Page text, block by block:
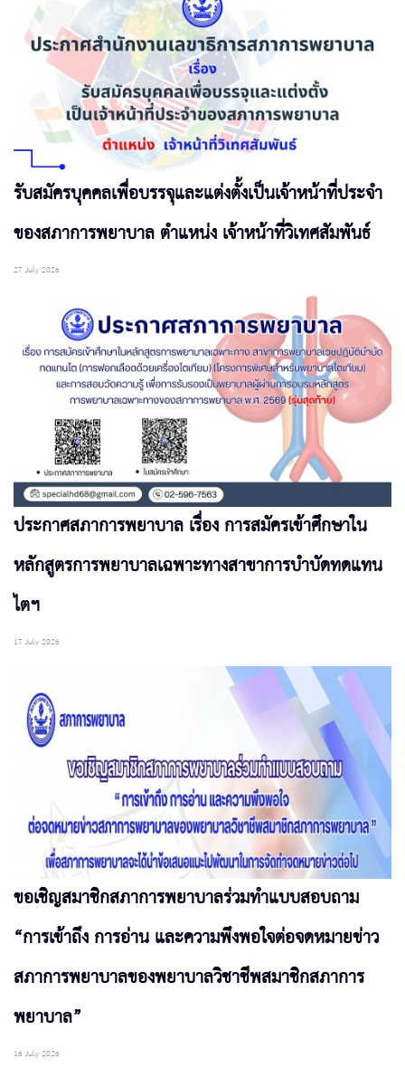
รับสมัครบุคคลเพื่อบรรจุและแต่งตั้งเป็นเจ้าหน้าที่ประจำ
ของสภาการพยาบาล ตำแหน่ง เจ้าหน้าที่วิเทศสัมพันธ์
27 July 2026
ประกาศสภาการพยาบาล เรื่อง การสมัครเข้าศึกษาใน
หลักสูตรการพยาบาลเฉพาะทางสาขาการบำบัดทดแทน
ไตฯ
17 July 2026
ขอเชิญสมาชิกสภาการพยาบาลร่วมทำแบบสอบถาม
“การเข้าถึง การอ่าน และความพึงพอใจต่อจดหมายข่าว
สภาการพยาบาลของพยาบาลวิชาชีพสมาชิกสภาการ
พยาบาล”
16 July 2026